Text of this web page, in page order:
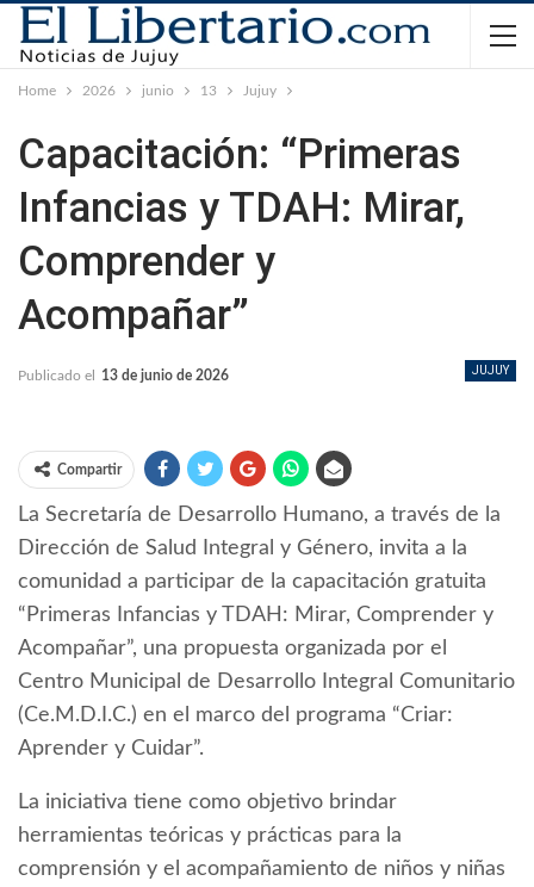
Home 2026 junio 13 Jujuy
Capacitación: “Primeras
Infancias y TDAH: Mirar,
Comprender y
Acompañar”
JUJUY
Publicado el 13 de junio de 2026
Compartir
La Secretaría de Desarrollo Humano, a través de la
Dirección de Salud Integral y Género, invita a la
comunidad a participar de la capacitación gratuita
“Primeras Infancias y TDAH: Mirar, Comprender y
Acompañar”, una propuesta organizada por el
Centro Municipal de Desarrollo Integral Comunitario
(Ce.M.D.I.C.) en el marco del programa “Criar:
Aprender y Cuidar”.
La iniciativa tiene como objetivo brindar
herramientas teóricas y prácticas para la
comprensión y el acompañamiento de niños y niñas